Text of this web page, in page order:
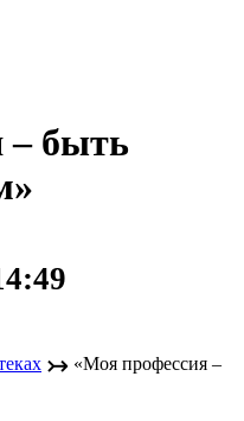
– быть
↣ «Моя профессия –